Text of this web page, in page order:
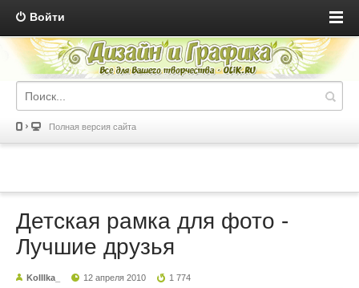
Войти
Полная версия сайта
Детская рамка для фото -
Лучшие друзья
KoIIIka_ 12 апреля 2010 1 774